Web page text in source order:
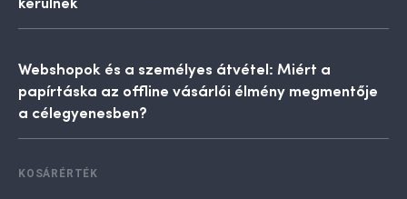
Webshopok és a személyes átvétel: Miért a
papírtáska az offline vásárlói élmény megmentője
a célegyenesben?
KOSÁRÉRTÉK